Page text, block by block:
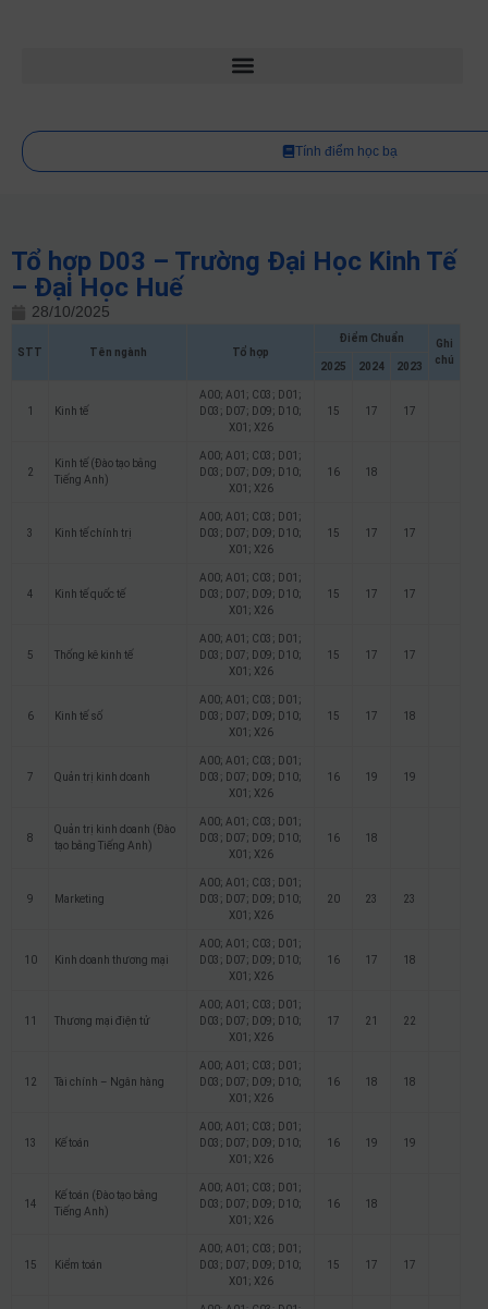
Tính điểm học bạ
Tổ hợp D03 – Trường Đại Học Kinh Tế
– Đại Học Huế
28/10/2025
STT Tên ngành Tổ hợp
Điểm Chuẩn
Ghi
chú
2025 2024 2023
1 Kinh tế
A00; A01; C03; D01;
D03; D07; D09; D10;
X01; X26
15 17 17
2
Kinh tế (Đào tạo bằng
Tiếng Anh)
A00; A01; C03; D01;
D03; D07; D09; D10;
X01; X26
16 18
3 Kinh tế chính trị
A00; A01; C03; D01;
D03; D07; D09; D10;
X01; X26
15 17 17
4 Kinh tế quốc tế
A00; A01; C03; D01;
D03; D07; D09; D10;
X01; X26
15 17 17
5 Thống kê kinh tế
A00; A01; C03; D01;
D03; D07; D09; D10;
X01; X26
15 17 17
6 Kinh tế số
A00; A01; C03; D01;
D03; D07; D09; D10;
X01; X26
15 17 18
7 Quản trị kinh doanh
A00; A01; C03; D01;
D03; D07; D09; D10;
X01; X26
16 19 19
8
Quản trị kinh doanh (Đào
tạo bằng Tiếng Anh)
A00; A01; C03; D01;
D03; D07; D09; D10;
X01; X26
16 18
9 Marketing
A00; A01; C03; D01;
D03; D07; D09; D10;
X01; X26
20 23 23
10 Kinh doanh thương mại
A00; A01; C03; D01;
D03; D07; D09; D10;
X01; X26
16 17 18
11 Thương mại điện tử
A00; A01; C03; D01;
D03; D07; D09; D10;
X01; X26
17 21 22
12 Tài chính – Ngân hàng
A00; A01; C03; D01;
D03; D07; D09; D10;
X01; X26
16 18 18
13 Kế toán
A00; A01; C03; D01;
D03; D07; D09; D10;
X01; X26
16 19 19
14
Kế toán (Đào tạo bằng
Tiếng Anh)
A00; A01; C03; D01;
D03; D07; D09; D10;
X01; X26
16 18
15 Kiểm toán
A00; A01; C03; D01;
D03; D07; D09; D10;
X01; X26
15 17 17